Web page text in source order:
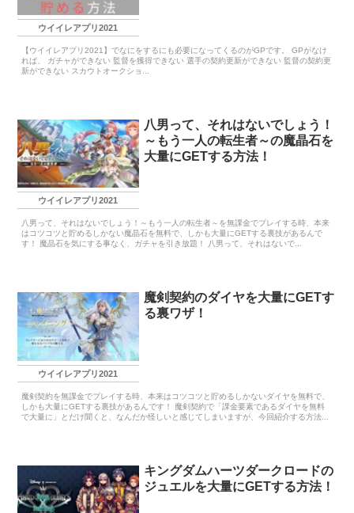
ウイイレアプリ2021
【ウイイレアプリ2021】でなにをするにも必要になってくるのがGPです。 GPがなけ
れば、 ガチャができない 監督を獲得できない 選手の契約更新ができない 監督の契約更
新ができない スカウトオークショ...
ウイイレアプリ2021
八男って、それはないでしょう！
～もう一人の転生者～の魔晶石を
大量にGETする方法！
八男って、それはないでしょう！～もう一人の転生者～を無課金でプレイする時、本来
はコツコツと貯めるしかない魔晶石を無料で、しかも大量にGETする裏技があるんで
す！ 魔晶石を気にする事なく、ガチャを引き放題！ 八男って、それはないで...
ウイイレアプリ2021
魔剣契約のダイヤを大量にGETす
る裏ワザ！
魔剣契約を無課金でプレイする時、本来はコツコツと貯めるしかないダイヤを無料で、
しかも大量にGETする裏技があるんです！ 魔剣契約で「課金要素であるダイヤを無料
で大量に」とだけ聞くと、なんだか怪しいと感じてしまいますが、今回紹介する方法...
キングダムハーツダークロードの
ジュエルを大量にGETする方法！